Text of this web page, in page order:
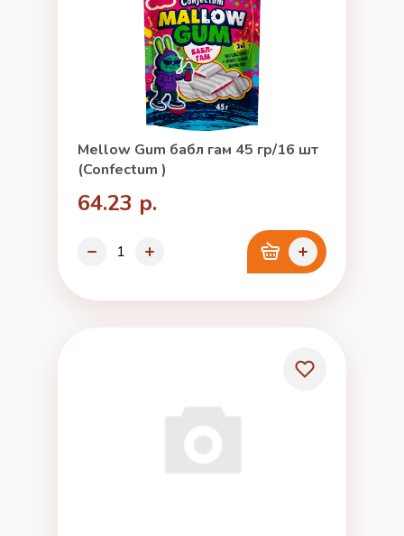
Mellow Gum бабл гам 45 гр/16 шт
(Confectum )
64.23 р.